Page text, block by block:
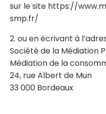
sur le site https://
smp.fr/
2. ou en écrivant à
Société de la Médiation
Médiation de la
24, rue Albert de Mun
33 000 Bordeaux